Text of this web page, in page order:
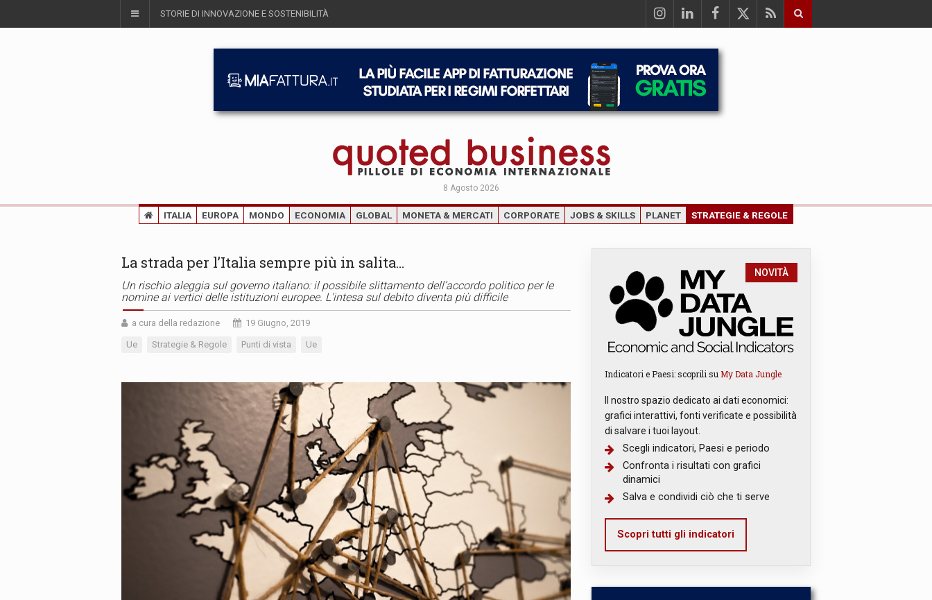
STORIE DI INNOVAZIONE E SOSTENIBILITÀ
8 Agosto 2026
ITALIA EUROPA MONDO ECONOMIA GLOBAL MONETA & MERCATI CORPORATE JOBS & SKILLS PLANET STRATEGIE & REGOLE
La strada per l’Italia sempre più in salita…
Un rischio aleggia sul governo italiano: il possibile slittamento dell’accordo politico per le
nomine ai vertici delle istituzioni europee. L'intesa sul debito diventa più difficile
a cura della redazione 19 Giugno, 2019
Ue Strategie & Regole Punti di vista Ue
NOVITÀ
Indicatori e Paesi: scoprili su My Data Jungle
Il nostro spazio dedicato ai dati economici:
grafici interattivi, fonti verificate e possibilità
di salvare i tuoi layout.
Scegli indicatori, Paesi e periodo
Confronta i risultati con grafici
dinamici
Salva e condividi ciò che ti serve
Scopri tutti gli indicatori